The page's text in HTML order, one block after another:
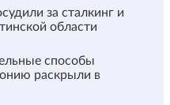
за сталкинг и
области
способы
раскрыли в